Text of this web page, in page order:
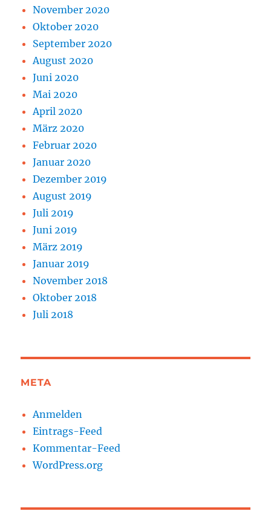
November 2020
Oktober 2020
September 2020
August 2020
Juni 2020
Mai 2020
April 2020
März 2020
Februar 2020
Januar 2020
Dezember 2019
August 2019
Juli 2019
Juni 2019
März 2019
Januar 2019
November 2018
Oktober 2018
Juli 2018
META
Anmelden
Eintrags-Feed
Kommentar-Feed
WordPress.org